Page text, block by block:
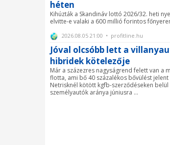
héten
Kihúzták a Skandináv lottó 2026/32. heti
elvitte-e valaki a 600 millió forintos
2026.08.05 21:00 • profitline.hu
Jóval olcsóbb lett a
hibridek kötelezője
Már a százezres nagyságrend felett van a
flotta, ami bő 40 százalékos bővülést jelent
Netrisknél kötött kgfb-szerződéseken
személyautók aránya júniusra ...